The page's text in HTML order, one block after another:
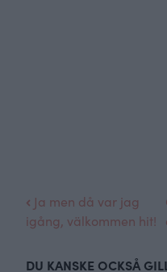
Ja men då var jag
igång, välkommen hit!
DU KANSKE OCKSÅ